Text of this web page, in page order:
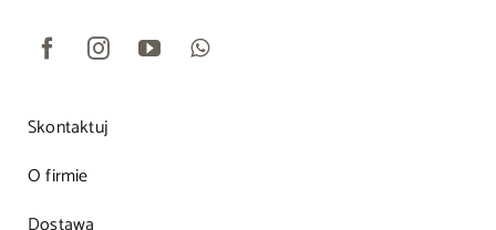
Skontaktuj
O firmie